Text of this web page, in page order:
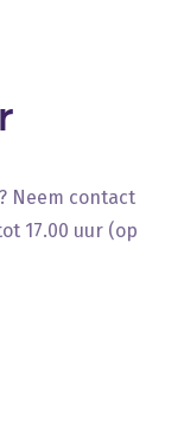
Neem contact
17.00 uur (op